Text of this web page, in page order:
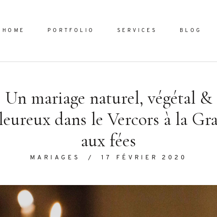
HOME PORTFOLIO SERVICES BLOG
Un mariage naturel, végétal &
dans le Vercors à la
aux fées
MARIAGES /17 FÉVRIER 2020
vel
nulla
mollis
Home
About